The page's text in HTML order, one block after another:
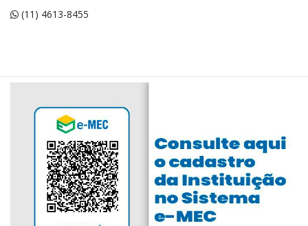
(11) 4613-8455